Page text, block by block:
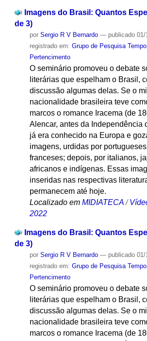
Imagens do Brasil: Quantos
de 3)
por Sergio R V Bernardo — publicado01/
registrado em: Grupo de Pesquisa
Pertencimento
O seminário promoveu o debate
literárias que espelham o Brasil,
discussão algumas delas. Se o
nacionalidade brasileira teve
marcos o romance Iracema (de
Alencar, antes da Independência
já era conhecido na Europa e
imagens, urdidas por
franceses; depois, por italianos,
africanos e indígenas. Essas
inseridas nas respectivas
permanecem até hoje.
Localizado em MIDIATECA /
2022
Imagens do Brasil: Quantos
de 3)
por Sergio R V Bernardo — publicado01/
registrado em: Grupo de Pesquisa
Pertencimento
O seminário promoveu o debate
literárias que espelham o Brasil,
discussão algumas delas. Se o
nacionalidade brasileira teve
marcos o romance Iracema (de